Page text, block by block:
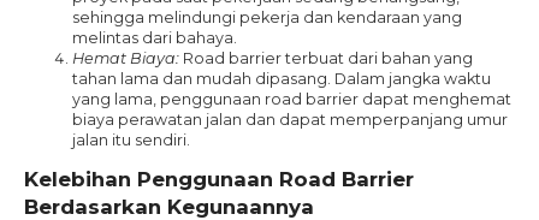
sehingga melindungi pekerja dan kendaraan yang
melintas dari bahaya.
Hemat Biaya: Road barrier terbuat dari bahan yang
tahan lama dan mudah dipasang. Dalam jangka waktu
yang lama, penggunaan road barrier dapat menghemat
biaya perawatan jalan dan dapat memperpanjang umur
jalan itu sendiri.
Kelebihan Penggunaan Road Barrier
Berdasarkan Kegunaannya